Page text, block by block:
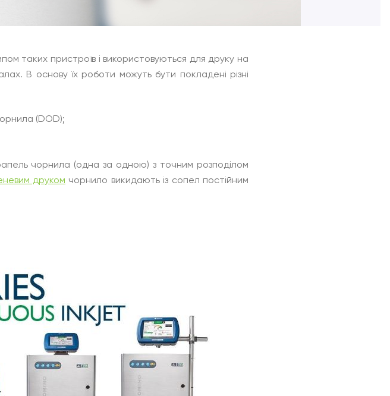
таких пристроїв і використовуються для друку на
В основу їх роботи можуть бути покладені різні
(DOD);
чорнила (одна за одною) з точним розподілом
друком чорнило викидають із сопел постійним